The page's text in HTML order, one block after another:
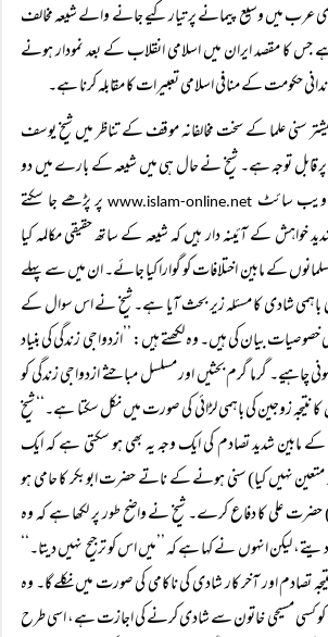
میں وسیع پیمانے پر تیار کیے جانے والے شیعہ مخالف
کا مقصد ایران میں اسلامی انقلاب کے بعد نمودار ہونے
حکومت کے منافی اسلامی تعبیرات کا مقابلہ کرنا ہے۔
سنی علما کے سخت مخالفانہ موقف کے تناظر میں شیخ یوسف
قابل توجہ ہے۔ شیخ نے حال ہی میں شیعہ کے بارے میں دو
ویب سائٹ www.islam-online.net
پر پڑھے جا سکتے
کے آئینہ دار ہیں کہ شیعہ کے ساتھ حقیقی مکالمہ کیا
کے مابین اختلافات کو گوارا کیا جائے۔ ان میں سے پہلے
باہمی شادی کا مسئلہ زیر بحث آیا ہے۔ شیخ نے اس سوال کے
بیان کی ہیں۔ وہ لکھتے ہیں: ’’ازدواجی زندگی کی بنیاد
چاہیے۔ گرما گرم بحثیں اور مسلسل مباحثے ازدواجی زندگی کو
نتیجہ زوجین کی باہمی لڑائی کی صورت میں نکل سکتا ہے۔‘‘ شیخ
مابین شدید تصادم کی ایک وجہ یہ بھی ہو سکتی ہے کہ ایک
نہیں کیا) سنی ہونے کے ناتے حضرت ابوبکر کا حامی ہو
حضرت علی کا دفاع کرے۔ شیخ نے واضح طور پر لکھا ہے کہ وہ
لیکن انہوں نے کہا ہے کہ ’’میں اس کو ترجیح نہیں دیتا۔‘‘
تصادم اور آخر کار شادی کی ناکامی کی صورت میں نکلے گا۔ وہ
کو کسی مسیحی خاتون سے شادی کرنے کی اجازت ہے، اسی طرح